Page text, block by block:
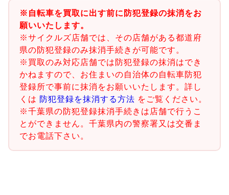
※自転車を買取に出す前に防犯登録の抹消をお
願いいたします。
※サイクルズ店舗では、その店舗がある都道府
県の防犯登録のみ抹消手続きが可能です。
※買取のみ対応店舗では防犯登録の抹消はでき
かねますので、お住まいの自治体の自転車防犯
登録所で事前に抹消をお願いいたします。詳し
くは 防犯登録を抹消する方法 をご覧ください。
※千葉県の防犯登録抹消手続きは店舗で行うこ
とができません。千葉県内の警察署又は交番ま
でお電話下さい。